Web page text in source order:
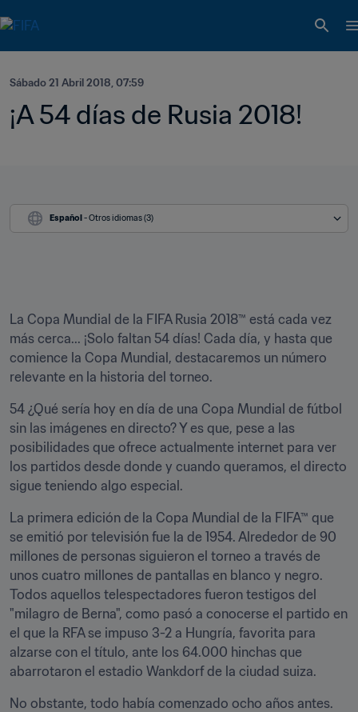
Sábado 21 Abril 2018, 07:59
¡A 54 días de Rusia 2018!
Español - Otros idiomas (3)
La Copa Mundial de la FIFA Rusia 2018™ está cada vez
más cerca... ¡Solo faltan 54 días! Cada día, y hasta que
comience la Copa Mundial, destacaremos un número
relevante en la historia del torneo.
54 ¿Qué sería hoy en día de una Copa Mundial de fútbol
sin las imágenes en directo? Y es que, pese a las
posibilidades que ofrece actualmente internet para ver
los partidos desde donde y cuando queramos, el directo
sigue teniendo algo especial.
La primera edición de la Copa Mundial de la FIFA™ que
se emitió por televisión fue la de 1954. Alrededor de 90
millones de personas siguieron el torneo a través de
unos cuatro millones de pantallas en blanco y negro.
Todos aquellos telespectadores fueron testigos del
"milagro de Berna", como pasó a conocerse el partido en
el que la RFA se impuso 3-2 a Hungría, favorita para
alzarse con el título, ante los 64.000 hinchas que
abarrotaron el estadio Wankdorf de la ciudad suiza.
No obstante, todo había comenzado ocho años antes.